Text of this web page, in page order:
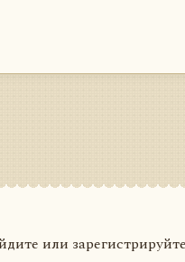
или